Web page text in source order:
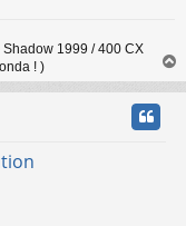
1999 / 400 CX
! )
a
u